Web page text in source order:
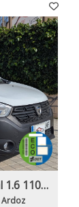
Dacia Dokker Van Essential 1.6 110Cv GLP Híbrido ECO,